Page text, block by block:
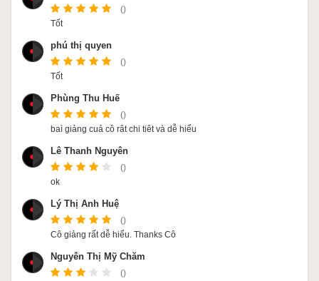
()
Tốt
phú thị quyen
()
Tốt
Phùng Thu Huế
()
baì giảng cuả cô rât chi tiêt và dễ hiểu
Lê Thanh Nguyên
()
ok
Lý Thị Ánh Huệ
()
Cô giảng rất dễ hiểu. Thanks Cô
Nguyễn Thị Mỹ Chăm
()